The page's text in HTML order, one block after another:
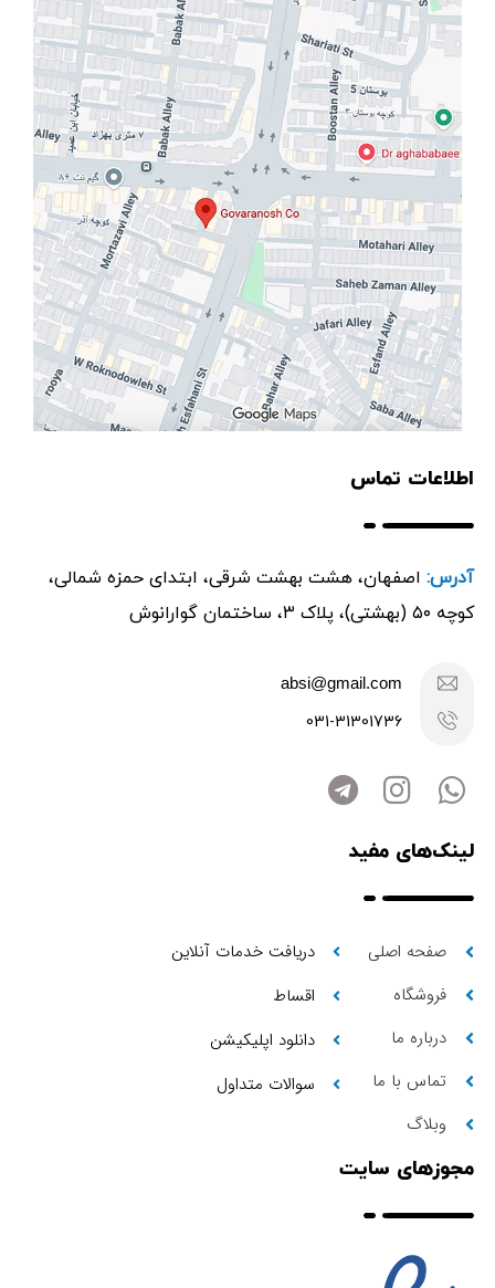
اطلاعات تماس
آدرس: اصفهان، هشت بهشت شرقی، ابتدای حمزه شمالی،
کوچه ۵۰ (بهشتی)، پلاک ۳، ساختمان گوارانوش
absi@gmail.com
031-31301736
لینک‌های مفید
صفحه اصلی
فروشگاه
درباره ما
تماس با ما
وبلاگ
دریافت خدمات آنلاین
اقساط
دانلود اپلیکیشن
سوالات متداول
مجوزهای سایت